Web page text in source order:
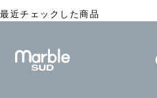
最近チェックした商品